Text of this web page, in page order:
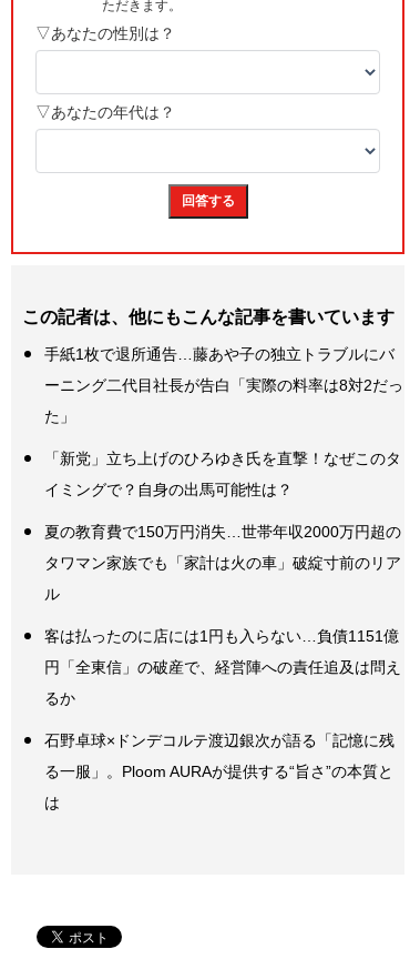
この記者は、他にもこんな記事を書いています
手紙1枚で退所通告…藤あや子の独立トラブルにバ
ーニング二代目社長が告白「実際の料率は8対2だっ
た」
「新党」立ち上げのひろゆき氏を直撃！なぜこのタ
イミングで？自身の出馬可能性は？
夏の教育費で150万円消失…世帯年収2000万円超の
タワマン家族でも「家計は火の車」破綻寸前のリア
ル
客は払ったのに店には1円も入らない…負債1151億
円「全東信」の破産で、経営陣への責任追及は問え
るか
石野卓球×ドンデコルテ渡辺銀次が語る「記憶に残
る一服」。Ploom AURAが提供する“旨さ”の本質と
は